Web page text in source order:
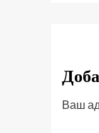
Ваш